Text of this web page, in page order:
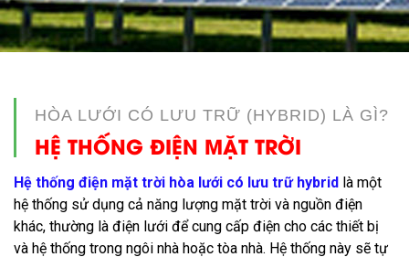
HÒA LƯỚI CÓ LƯU TRỮ (HYBRID) LÀ GÌ?
HỆ THỐNG ĐIỆN MẶT TRỜI
Hệ thống điện mặt trời hòa lưới có lưu trữ hybrid là một
hệ thống sử dụng cả năng lượng mặt trời và nguồn điện
khác, thường là điện lưới để cung cấp điện cho các thiết bị
và hệ thống trong ngôi nhà hoặc tòa nhà. Hệ thống này sẽ tự